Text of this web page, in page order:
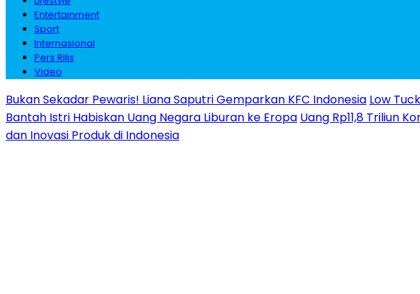
Entertainment
Sport
Internasional
Pers Rilis
Video
Bukan Sekadar Pewaris! Liana Saputri Gemparkan KFC Indonesia Low
Bantah Istri Habiskan Uang Negara Liburan ke Eropa Uang Rp11,8 Triliun
dan Inovasi Produk di Indonesia